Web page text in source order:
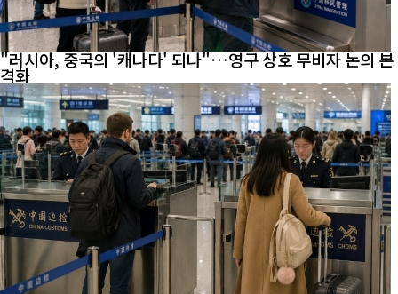
"러시아, 중국의 '캐나다' 되나"…영구 상호 무비자 논의 본
격화